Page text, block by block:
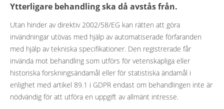
Ytterligare behandling ska då avstås från.
Utan hinder av direktiv 2002/58/EG kan rätten att göra
invändningar utövas med hjälp av automatiserade förfaranden
med hjälp av tekniska specifikationer. Den registrerade får
invända mot behandling som utförs för vetenskapliga eller
historiska forskningsändamål eller för statistiska ändamål i
enlighet med artikel 89.1 i GDPR endast om behandlingen inte är
nödvändig för att utföra en uppgift av allmänt intresse.